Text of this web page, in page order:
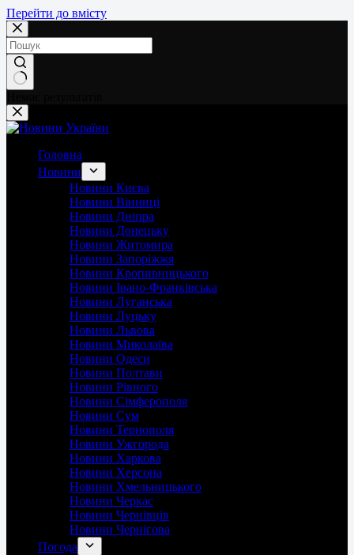
Перейти до вмісту
Головна
Новини
Новини Києва
Новини Вінниці
Новини Дніпра
Новини Донецьку
Новини Житомира
Новини Запоріжжя
Новини Кропивницького
Новини Івано-Франківська
Новини Луганська
Новини Луцьку
Новини Львова
Новини Миколаїва
Новини Одеси
Новини Полтави
Новини Рівного
Новини Сімферополя
Новини Сум
Новини Тернополя
Новини Ужгорода
Новини Харкова
Новини Херсона
Новини Хмельницького
Новини Черкас
Новини Чернівців
Новини Чернігова
Погода